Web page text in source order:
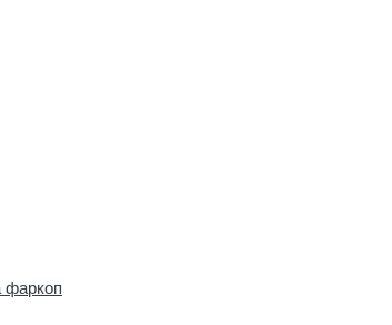
фаркоп